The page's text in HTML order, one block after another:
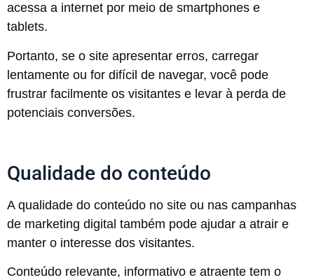
acessa a internet por meio de smartphones e
tablets.
Portanto, se o site apresentar erros, carregar
lentamente ou for difícil de navegar, você pode
frustrar facilmente os visitantes e levar à perda de
potenciais conversões.
Qualidade do conteúdo
A qualidade do conteúdo no site ou nas campanhas
de marketing digital também pode ajudar a atrair e
manter o interesse dos visitantes.
Conteúdo relevante, informativo e atraente tem o